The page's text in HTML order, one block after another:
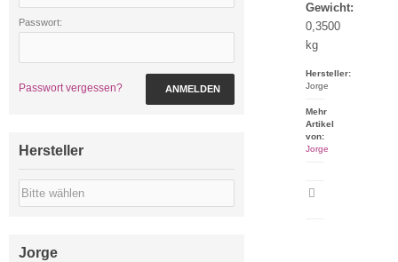
Gewicht:
0,3500
kg
Hersteller:
Jorge
Mehr
Artikel
von:
Jorge
Passwort:
Passwort vergessen? ANMELDEN
Hersteller
Jorge